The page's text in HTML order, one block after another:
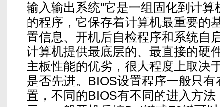
输入输出系统”它是一组固化到计
的程序，它保存着计算机最重要的
置信息、开机后自检程序和系统自
计算机提供最底层的、最直接的硬
主板性能的优劣，很大程度上取决
是否先进。BIOS设置程序一般只
置，不同的BIOS有不同的进入方